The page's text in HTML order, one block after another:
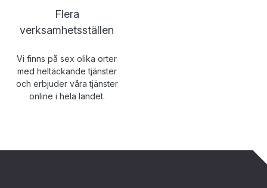
Flera
verksamhetsställen
Vi finns på sex olika orter
med heltäckande tjänster
och erbjuder våra tjänster
online i hela landet.